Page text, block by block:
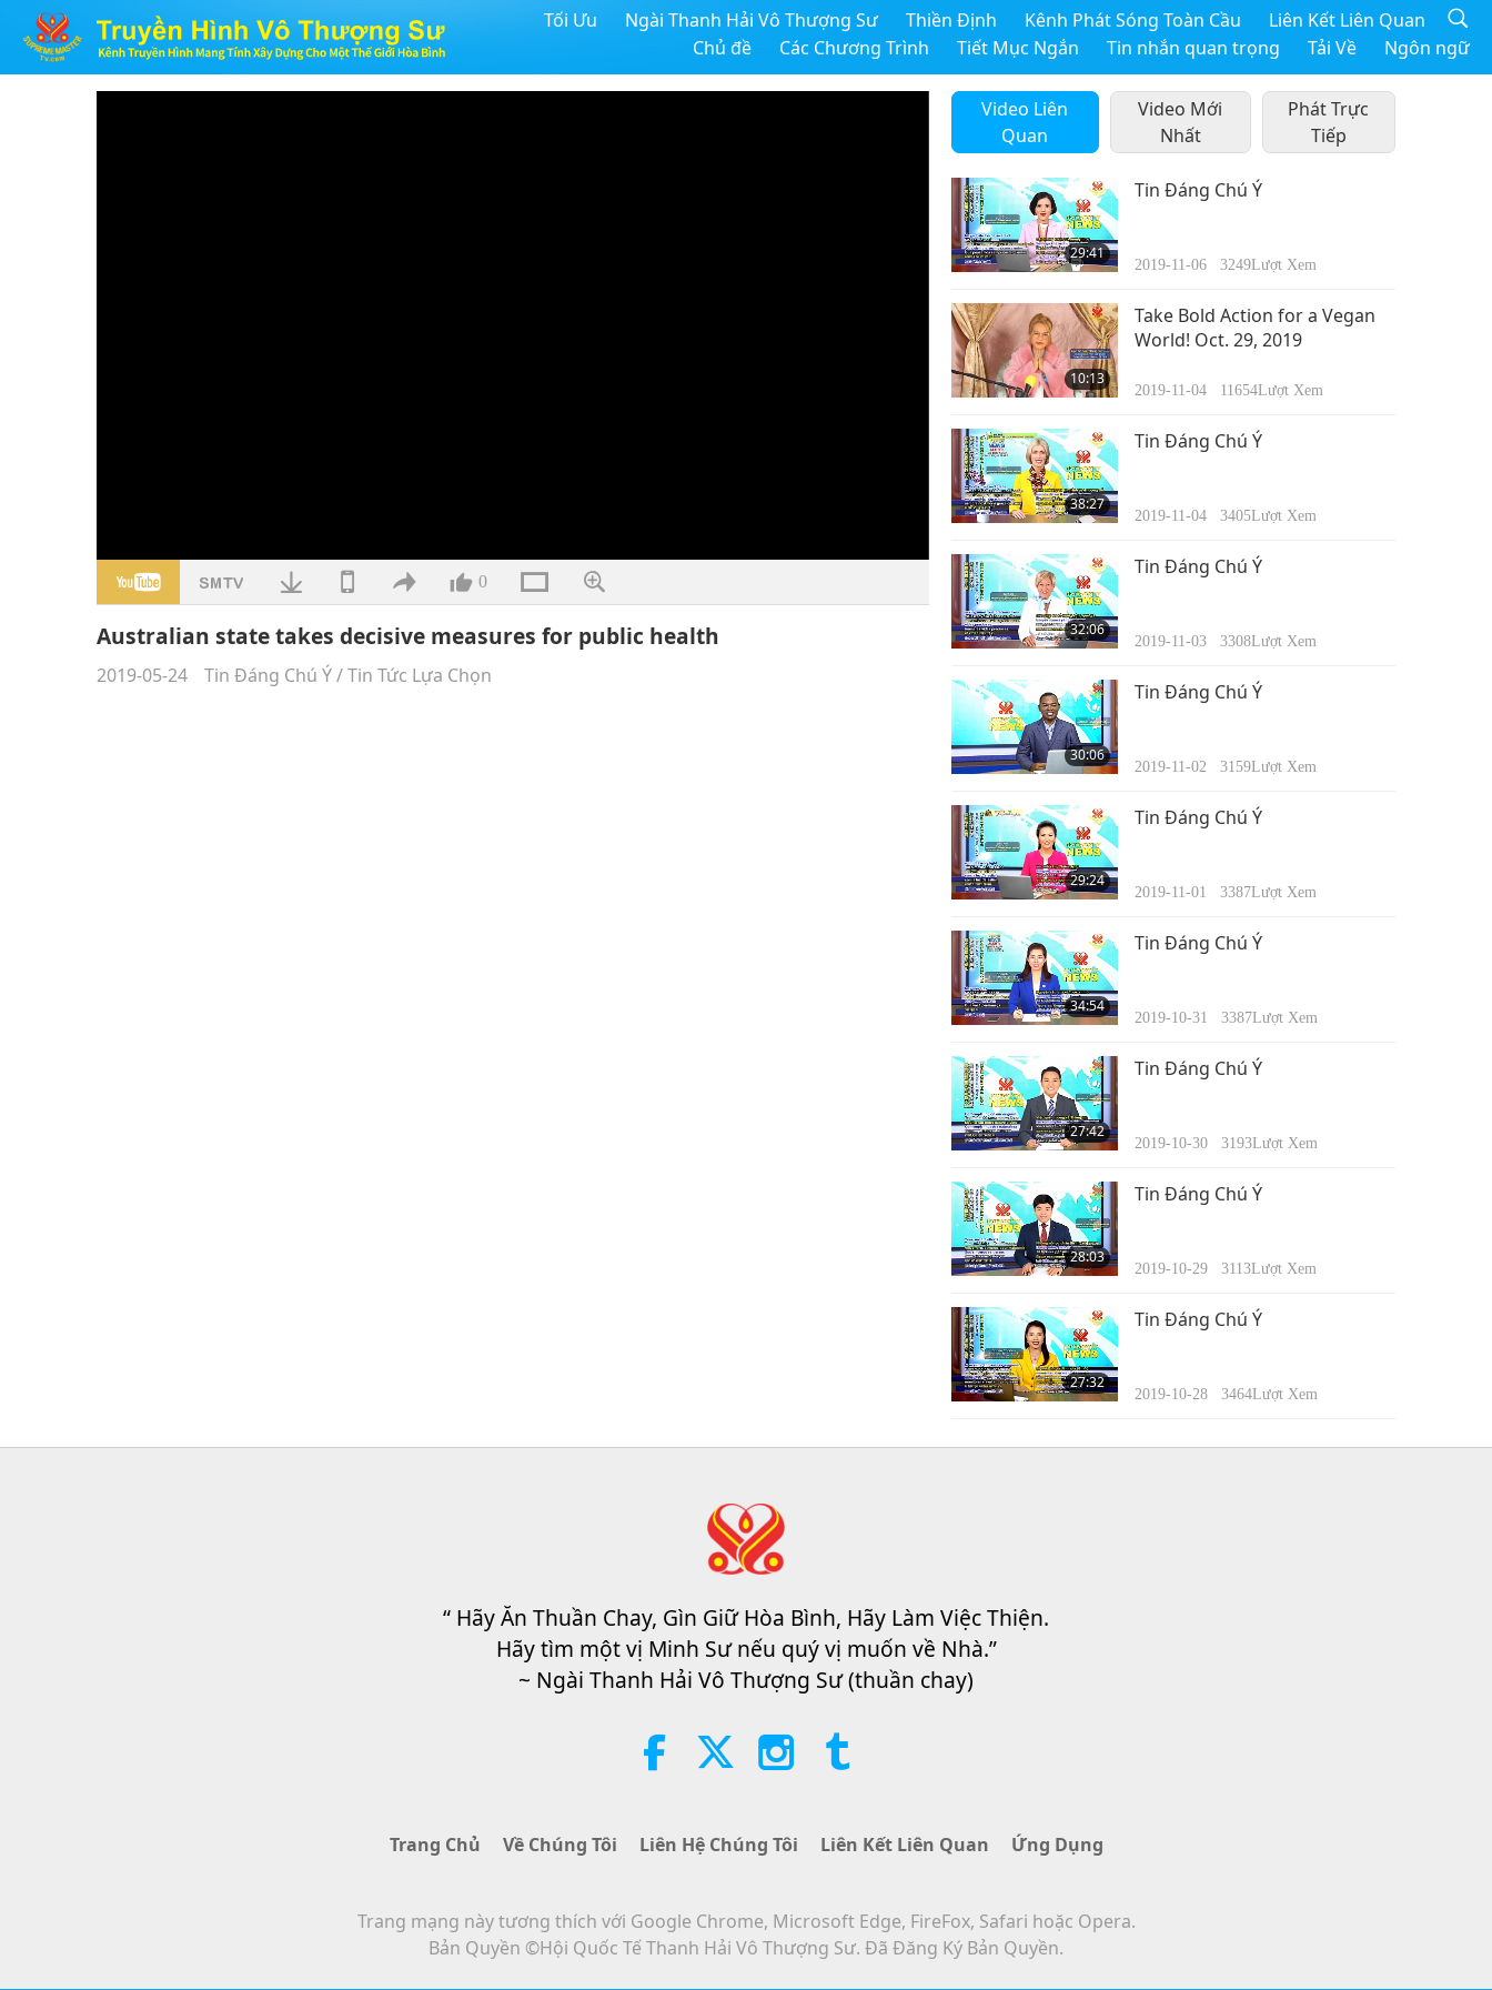
Tối Ưu Ngài Thanh Hải Vô Thượng Sư Thiền Định Kênh Phát Sóng Toàn Cầu
Liên Kết Liên Quan
Chủ đề
Các Chương Trình Tiết Mục Ngắn Tin nhắn quan trọng Tải Về Ngôn ngữ
0
Australian state takes decisive measures for public health
2019-05-24 Tin Đáng Chú Ý/Tin Tức Lựa Chọn
Video Liên
Quan
Video Mới
Nhất
Phát Trực
Tiếp
29:41
Tin Đáng Chú Ý
2019-11-06 3249Lượt Xem
10:13
Take Bold Action for a Vegan
World! Oct. 29, 2019
2019-11-04 11654Lượt Xem
38:27
Tin Đáng Chú Ý
2019-11-04 3405Lượt Xem
32:06
Tin Đáng Chú Ý
2019-11-03 3308Lượt Xem
30:06
Tin Đáng Chú Ý
2019-11-02 3159Lượt Xem
29:24
Tin Đáng Chú Ý
2019-11-01 3387Lượt Xem
34:54
Tin Đáng Chú Ý
2019-10-31 3387Lượt Xem
27:42
Tin Đáng Chú Ý
2019-10-30 3193Lượt Xem
28:03
Tin Đáng Chú Ý
2019-10-29 3113Lượt Xem
27:32
Tin Đáng Chú Ý
2019-10-28 3464Lượt Xem
“ Hãy Ăn Thuần Chay, Gìn Giữ Hòa Bình, Hãy Làm Việc Thiện.
Hãy tìm một vị Minh Sư nếu quý vị muốn về Nhà.”
~ Ngài Thanh Hải Vô Thượng Sư (thuần chay)
Trang Chủ Về Chúng Tôi Liên Hệ Chúng Tôi Liên Kết Liên Quan Ứng Dụng
Trang mạng này tương thích với Google Chrome, Microsoft Edge, FireFox, Safari hoặc Opera.
Bản Quyền ©Hội Quốc Tế Thanh Hải Vô Thượng Sư. Đã Đăng Ký Bản Quyền.